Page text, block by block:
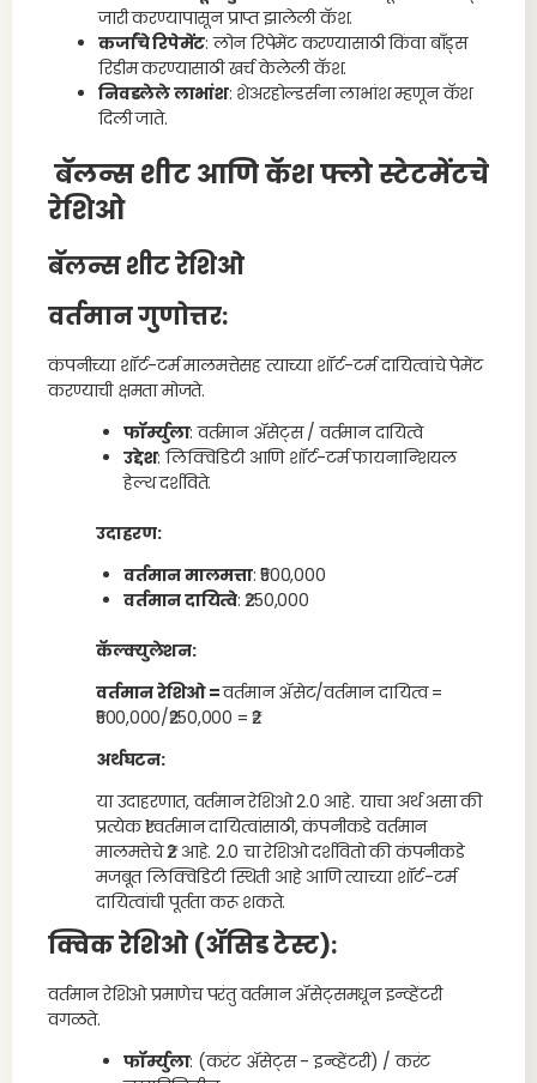
जारी करण्यापासून प्राप्त झालेली कॅश.
कर्जांचे रिपेमेंट: लोन रिपेमेंट करण्यासाठी किंवा बाँड्स
रिडीम करण्यासाठी खर्च केलेली कॅश.
निवडलेले लाभांश: शेअरहोल्डर्सना लाभांश म्हणून कॅश
दिली जाते.
बॅलन्स शीट आणि कॅश फ्लो स्टेटमेंटचे
रेशिओ
बॅलन्स शीट रेशिओ
वर्तमान गुणोत्तर:
कंपनीच्या शॉर्ट-टर्म मालमत्तेसह त्याच्या शॉर्ट-टर्म दायित्वांचे पेमेंट
करण्याची क्षमता मोजते.
फॉर्म्युला: वर्तमान ॲसेट्स / वर्तमान दायित्वे
उद्देश: लिक्विडिटी आणि शॉर्ट-टर्म फायनान्शियल
हेल्थ दर्शविते.
उदाहरण:
वर्तमान मालमत्ता: ₹500,000
वर्तमान दायित्वे: ₹250,000
कॅल्क्युलेशन:
वर्तमान रेशिओ =वर्तमान ॲसेट/वर्तमान दायित्व =
₹500,000/₹250,000 = ₹2
अर्थघटन:
या उदाहरणात, वर्तमान रेशिओ 2.0 आहे. याचा अर्थ असा की
प्रत्येक ₹1 वर्तमान दायित्वांसाठी, कंपनीकडे वर्तमान
मालमत्तेचे ₹2 आहे. 2.0 चा रेशिओ दर्शवितो की कंपनीकडे
मजबूत लिक्विडिटी स्थिती आहे आणि त्याच्या शॉर्ट-टर्म
दायित्वांची पूर्तता करू शकते.
क्विक रेशिओ (ॲसिड टेस्ट):
वर्तमान रेशिओ प्रमाणेच परंतु वर्तमान ॲसेट्समधून इन्व्हेंटरी
वगळते.
फॉर्म्युला: (करंट ॲसेट्स - इन्व्हेंटरी) / करंट